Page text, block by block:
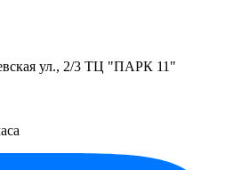
ул., 2/3 ТЦ "ПАРК 11"